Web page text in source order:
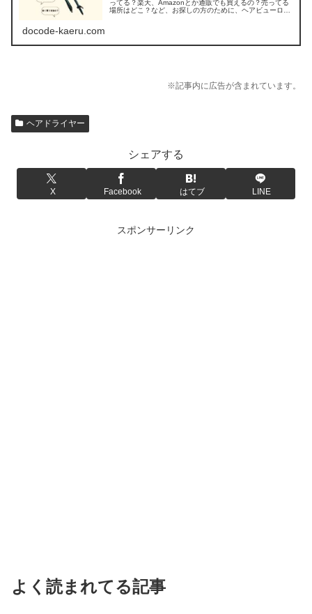
ってる？楽天、Amazonとか通販でも買えるの？売ってる
場所はどこ？など、お探しの方のために、ヘアビューロン
docode-kaeru.com
※記事内に広告が含まれています。
ヘアドライヤー
シェアする
X Facebook はてブ LINE
スポンサーリンク
よく読まれてる記事